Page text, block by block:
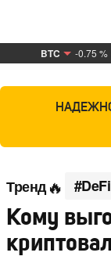
BTC -0.75 %
Тренд #DeFi
Кому